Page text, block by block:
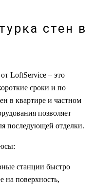
стен в
от LoftService – это
сроки и по
в квартире и частном
позволяет
последующей отделки.
станции быстро
на поверхность,